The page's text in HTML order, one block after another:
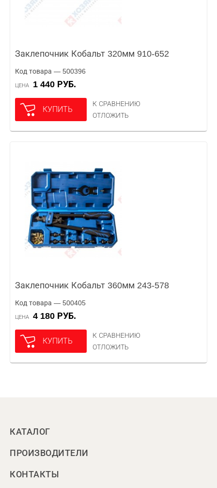
Заклепочник Кобальт 320мм 910-652
Код товара — 500396
ЦЕНА 1 440 РУБ.
КУПИТЬ
К СРАВНЕНИЮ
ОТЛОЖИТЬ
Заклепочник Кобальт 360мм 243-578
Код товара — 500405
ЦЕНА 4 180 РУБ.
КУПИТЬ
К СРАВНЕНИЮ
ОТЛОЖИТЬ
КАТАЛОГ
ПРОИЗВОДИТЕЛИ
КОНТАКТЫ